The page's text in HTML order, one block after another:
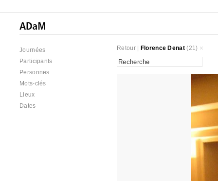
Journées
Participants
Personnes
Mots-clés
Lieux
Dates
Retour| Florence Denat(21)